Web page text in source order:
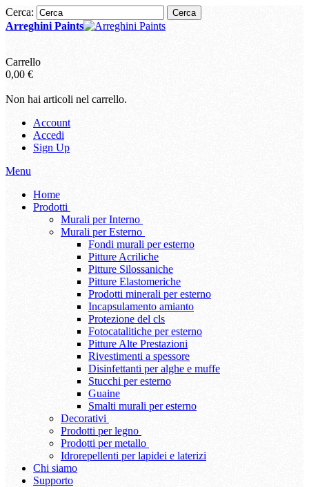
Cerca: Cerca
Arreghini Paints
Carrello
0,00 €
Non hai articoli nel carrello.
Account
Accedi
Sign Up
Menu
Home
Prodotti
Murali per Interno
Murali per Esterno
Fondi murali per esterno
Pitture Acriliche
Pitture Silossaniche
Pitture Elastomeriche
Prodotti minerali per esterno
Incapsulamento amianto
Protezione del cls
Fotocatalitiche per esterno
Pitture Alte Prestazioni
Rivestimenti a spessore
Disinfettanti per alghe e muffe
Stucchi per esterno
Guaine
Smalti murali per esterno
Decorativi
Prodotti per legno
Prodotti per metallo
Idrorepellenti per lapidei e laterizi
Chi siamo
Supporto